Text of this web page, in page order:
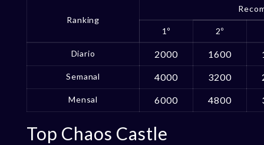
Ranking
1º 2º
Diario 2000 1600
Semanal 4000 3200
Mensal 6000 4800
Top Chaos Castle